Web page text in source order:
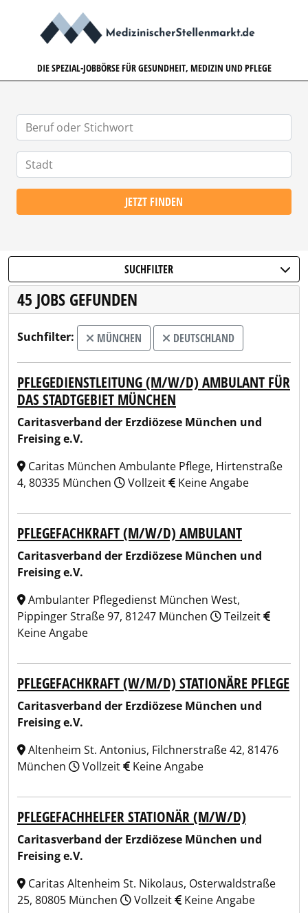
DIE SPEZIAL-JOBBÖRSE FÜR GESUNDHEIT, MEDIZIN UND PFLEGE
JETZT FINDEN
SUCHFILTER
45 JOBS GEFUNDEN
Suchfilter: MÜNCHEN DEUTSCHLAND
PFLEGEDIENSTLEITUNG (M/W/D) AMBULANT FÜR
DAS STADTGEBIET MÜNCHEN
Caritasverband der Erzdiözese München und
Freising e.V.
Caritas München Ambulante Pflege, Hirtenstraße
4, 80335 München
Vollzeit Keine Angabe
PFLEGEFACHKRAFT (M/W/D) AMBULANT
Caritasverband der Erzdiözese München und
Freising e.V.
Ambulanter Pflegedienst München West,
Pippinger Straße 97, 81247 München
Teilzeit
Keine Angabe
PFLEGEFACHKRAFT (W/M/D) STATIONÄRE PFLEGE
Caritasverband der Erzdiözese München und
Freising e.V.
Altenheim St. Antonius, Filchnerstraße 42, 81476
München
Vollzeit Keine Angabe
PFLEGEFACHHELFER STATIONÄR (M/W/D)
Caritasverband der Erzdiözese München und
Freising e.V.
Caritas Altenheim St. Nikolaus, Osterwaldstraße
25, 80805 München
Vollzeit Keine Angabe